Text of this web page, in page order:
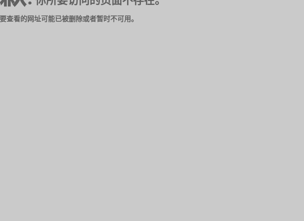
查看的网址可能已被删除或者暂时不可用。